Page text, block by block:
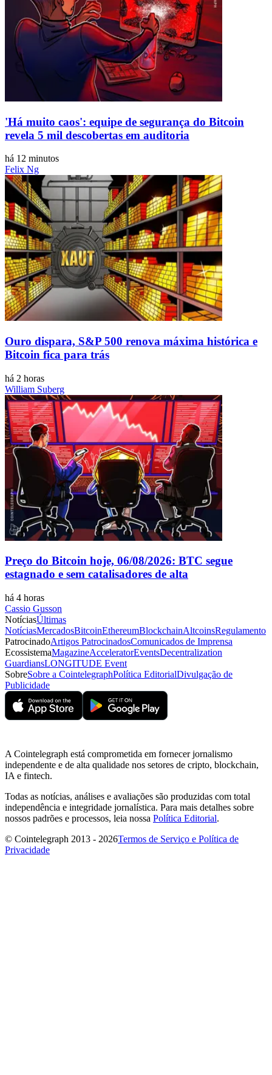
'Há muito caos': equipe de segurança do Bitcoin
revela 5 mil descobertas em auditoria
há 12 minutos
Felix Ng
Ouro dispara, S&P 500 renova máxima histórica e
Bitcoin fica para trás
há 2 horas
William Suberg
Preço do Bitcoin hoje, 06/08/2026: BTC segue
estagnado e sem catalisadores de alta
há 4 horas
Cassio Gusson
NotíciasÚltimas
NotíciasMercadosBitcoinEthereumBlockchainAltcoinsRegulamento
PatrocinadoArtigos PatrocinadosComunicados de Imprensa
EcossistemaMagazineAcceleratorEventsDecentralization
GuardiansLONGITUDE Event
SobreSobre a CointelegraphPolítica EditorialDivulgação de
Publicidade
A Cointelegraph está comprometida em fornecer jornalismo
independente e de alta qualidade nos setores de cripto, blockchain,
IA e fintech.
Todas as notícias, análises e avaliações são produzidas com total
independência e integridade jornalística. Para mais detalhes sobre
nossos padrões e processos, leia nossa Política Editorial.
© Cointelegraph 2013 - 2026Termos de Serviço e Política de
Privacidade